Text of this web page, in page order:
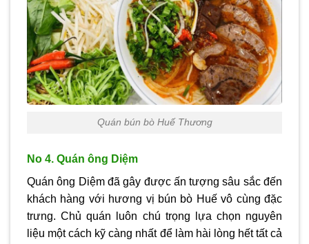
Quán bún bò Huế Thương
No 4. Quán ông Diệm
Quán ông Diệm đã gây được ấn tượng sâu sắc đến
khách hàng với hương vị bún bò Huế vô cùng đặc
trưng. Chủ quán luôn chú trọng lựa chọn nguyên
liệu một cách kỹ càng nhất để làm hài lòng hết tất cả